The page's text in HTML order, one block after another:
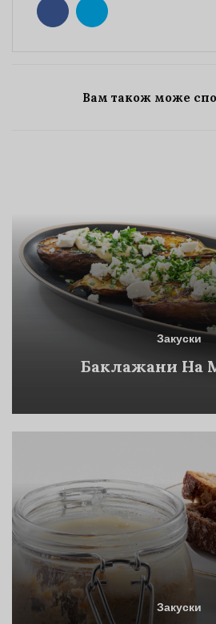
Вам також може
Закуски
Баклажани На
Закуски